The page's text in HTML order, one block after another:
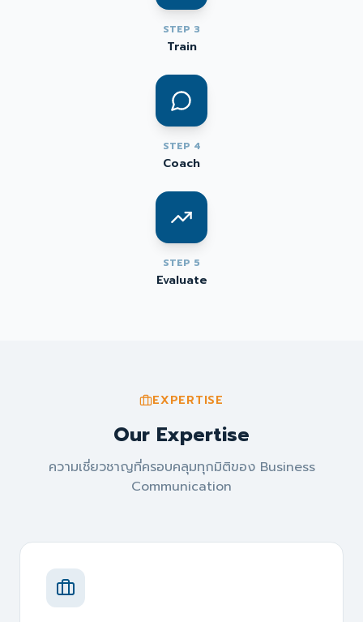
STEP 3
Train
STEP 4
Coach
STEP 5
Evaluate
EXPERTISE
Our Expertise
ความเชี่ยวชาญที่ครอบคลุมทุกมิติของ Business
Communication